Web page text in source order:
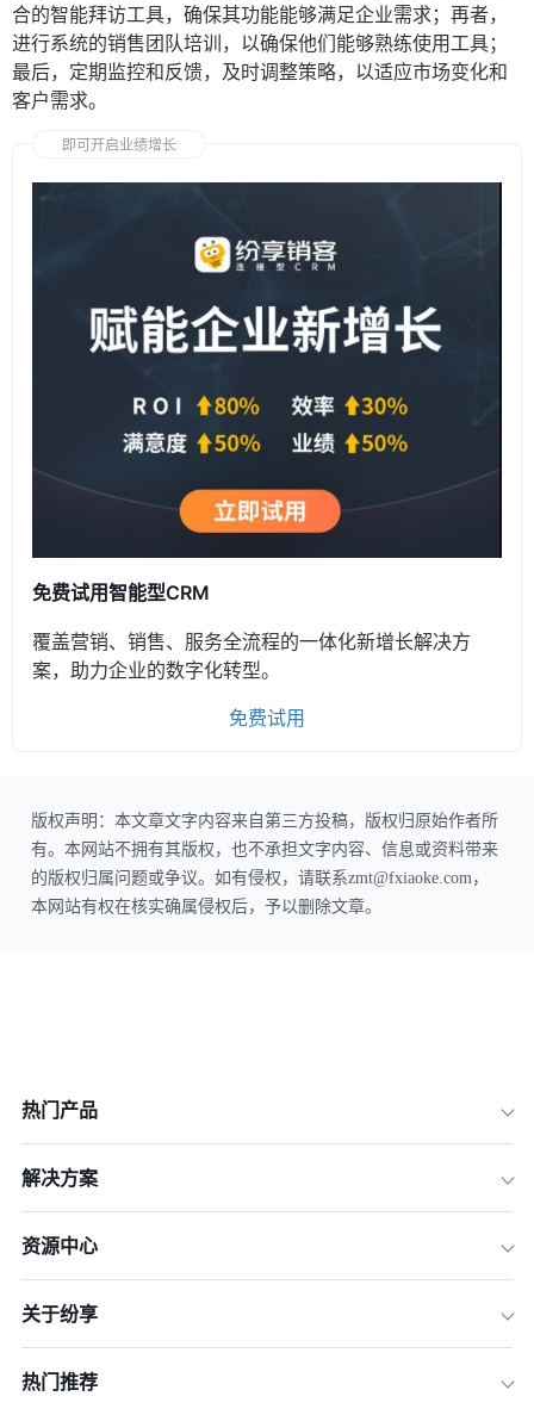
合的智能拜访工具，确保其功能能够满足企业需求；再者，
进行系统的销售团队培训，以确保他们能够熟练使用工具；
最后，定期监控和反馈，及时调整策略，以适应市场变化和
客户需求。
即可开启业绩增长
免费试用智能型CRM
覆盖营销、销售、服务全流程的一体化新增长解决方
案，助力企业的数字化转型。
免费试用
版权声明：本文章文字内容来自第三方投稿，版权归原始作者所
有。本网站不拥有其版权，也不承担文字内容、信息或资料带来
的版权归属问题或争议。如有侵权，请联系zmt@fxiaoke.com，
本网站有权在核实确属侵权后，予以删除文章。
热门产品
解决方案
资源中心
关于纷享
热门推荐